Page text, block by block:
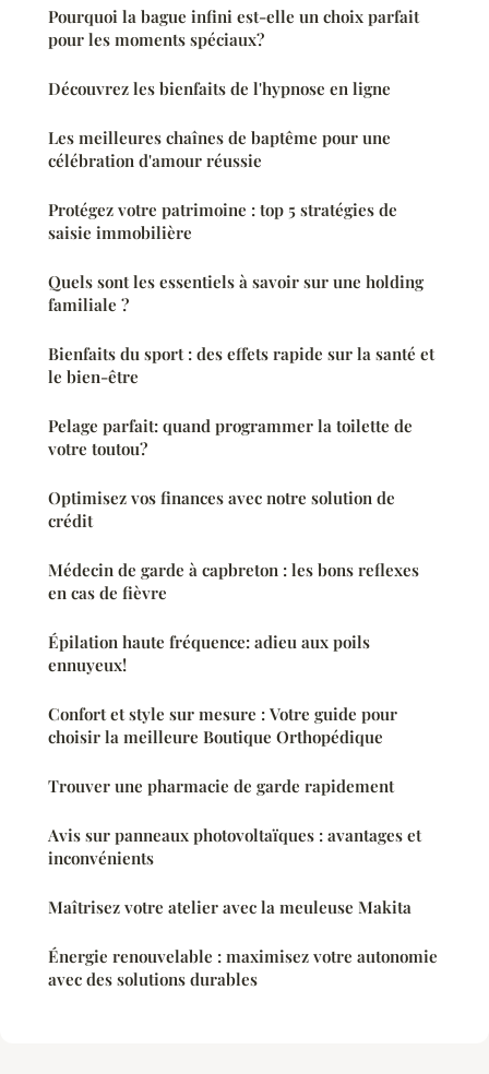
Pourquoi la bague infini est-elle un choix parfait
pour les moments spéciaux?
Découvrez les bienfaits de l'hypnose en ligne
Les meilleures chaînes de baptême pour une
célébration d'amour réussie
Protégez votre patrimoine : top 5 stratégies de
saisie immobilière
Quels sont les essentiels à savoir sur une holding
familiale ?
Bienfaits du sport : des effets rapide sur la santé et
le bien-être
Pelage parfait: quand programmer la toilette de
votre toutou?
Optimisez vos finances avec notre solution de
crédit
Médecin de garde à capbreton : les bons reflexes
en cas de fièvre
Épilation haute fréquence: adieu aux poils
ennuyeux!
Confort et style sur mesure : Votre guide pour
choisir la meilleure Boutique Orthopédique
Trouver une pharmacie de garde rapidement
Avis sur panneaux photovoltaïques : avantages et
inconvénients
Maîtrisez votre atelier avec la meuleuse Makita
Énergie renouvelable : maximisez votre autonomie
avec des solutions durables